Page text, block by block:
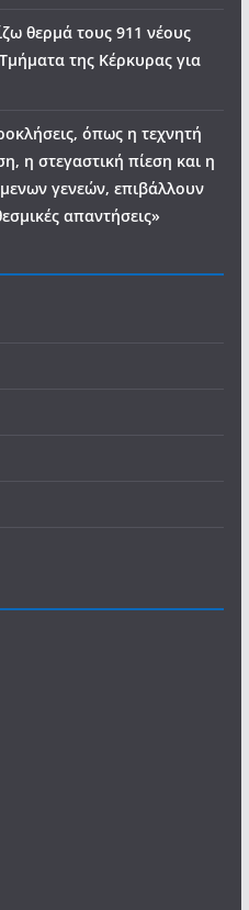
θερμά τους 911 νέους
της Κέρκυρας για
όπως η τεχνητή
η στεγαστική πίεση και η
γενεών, επιβάλλουν
απαντήσεις»